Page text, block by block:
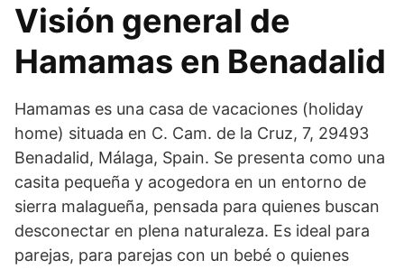
Visión general de
Hamamas en Benadalid
Hamamas es una casa de vacaciones (holiday
home) situada en C. Cam. de la Cruz, 7, 29493
Benadalid, Málaga, Spain. Se presenta como una
casita pequeña y acogedora en un entorno de
sierra malagueña, pensada para quienes buscan
desconectar en plena naturaleza. Es ideal para
parejas, para parejas con un bebé o quienes